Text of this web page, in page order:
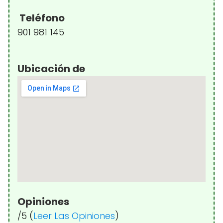
Teléfono
901 981 145
Ubicación de
Opiniones
/5 (Leer Las Opiniones)